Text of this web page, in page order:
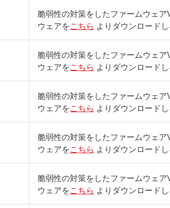
脆弱性の対策をしたファームウェ
ウェアをこちら よりダウンロード
脆弱性の対策をしたファームウェ
ウェアをこちら よりダウンロード
脆弱性の対策をしたファームウェ
ウェアをこちら よりダウンロード
脆弱性の対策をしたファームウェ
ウェアをこちら よりダウンロード
脆弱性の対策をしたファームウェ
ウェアをこちら よりダウンロード